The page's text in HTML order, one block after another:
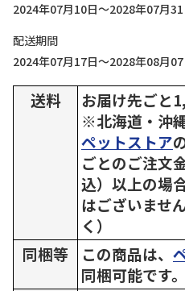
2024年07月10日～2028年07月31
配送期間
2024年07月17日～2028年08月07
送料
お届け先ごと
※北海道・沖
ペットストア
ごとのご注文
込）以上の場
はございませ
く）
同梱等
この商品は、
同梱可能です。